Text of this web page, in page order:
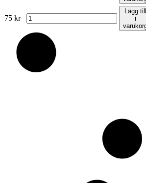
75 kr
Lägg till
i